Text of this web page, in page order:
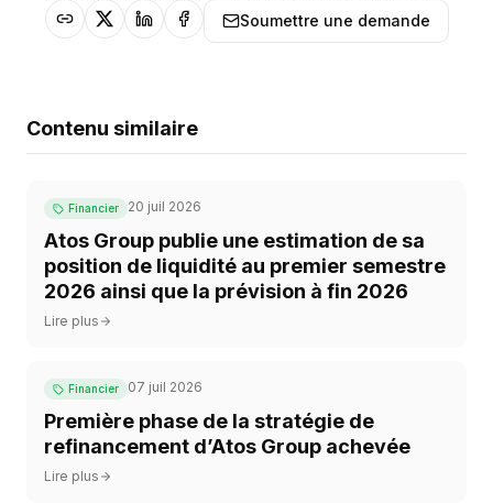
Soumettre une demande
Contenu similaire
Financier 20 juil 2026
Atos Group publie une estimation de sa
position de liquidité au premier semestre
2026 ainsi que la prévision à fin 2026
Lire plus
Financier 07 juil 2026
Première phase de la stratégie de
refinancement d’Atos Group achevée
Lire plus